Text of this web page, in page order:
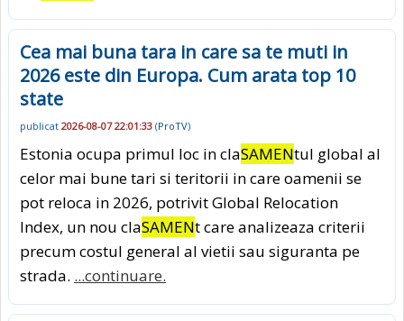
Cea mai buna tara in care sa te muti in
2026 este din Europa. Cum arata top 10
state
publicat 2026-08-07 22:01:33 (ProTV)
Estonia ocupa primul loc in claSAMENtul global al
celor mai bune tari si teritorii in care oamenii se
pot reloca in 2026, potrivit Global Relocation
Index, un nou claSAMENt care analizeaza criterii
precum costul general al vietii sau siguranta pe
strada. ...continuare.